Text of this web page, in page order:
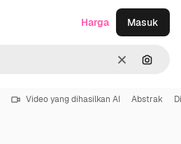
Jernih
Harga Masuk
Video yang dihasilkan AI Abstrak